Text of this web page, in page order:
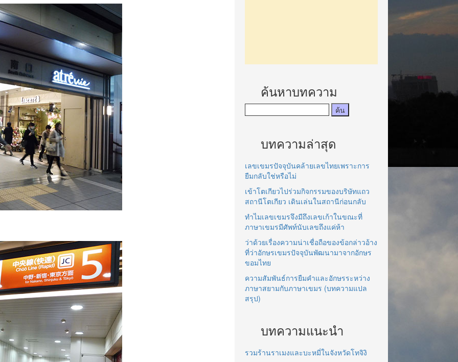
ค้นหาบทความ
บทความล่าสุด
เลขเขมรปัจจุบันคล้ายเลขไทยเพราะการ
ยืมกลับใช่หรือไม่
เข้าโตเกียวไปร่วมกิจกรรมของบริษัทแถว
สถานีโตเกียว เดินเล่นในสถานีก่อนกลับ
ทำไมเลขเขมรจึงมีถึงเลขเก้าในขณะที่
ภาษาเขมรมีศัพท์นับเลขถึงแค่ห้า
ว่าด้วยเรื่องความน่าเชื่อถือของข้อกล่าวอ้าง
ที่ว่าอักษรเขมรปัจจุบันพัฒนามาจากอักษร
ขอมไทย
ความสัมพันธ์การยืมคำและอักษรระหว่าง
ภาษาสยามกับภาษาเขมร (บทความแปล
สรุป)
บทความแนะนำ
รวมร้านราเมงและบะหมี่ในจังหวัดโทจิงิ